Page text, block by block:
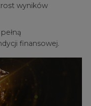
wyników
finansowej.